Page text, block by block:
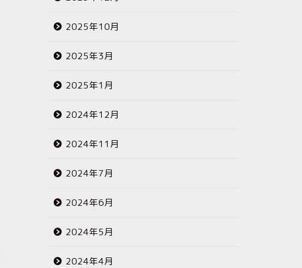
2025年10月
2025年3月
2025年1月
2024年12月
2024年11月
2024年7月
2024年6月
2024年5月
2024年4月